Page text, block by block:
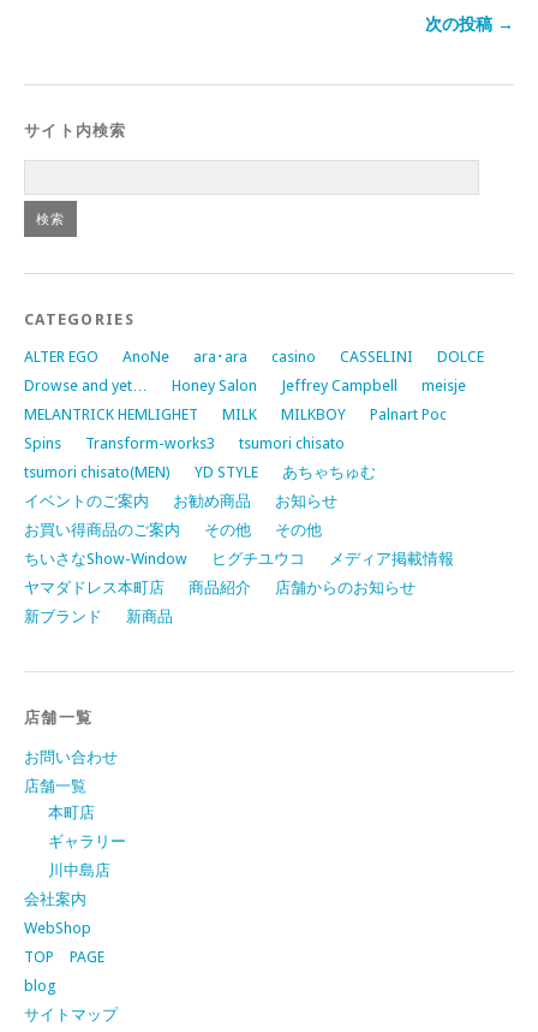
次の投稿 →
サイト内検索
CATEGORIES
ALTER EGO AnoNe ara･ara casino CASSELINI
DOLCE
Drowse and yet…
Honey Salon Jeffrey Campbell
meisje
MELANTRICK HEMLIGHET
MILK MILKBOY
Palnart Poc
Spins
Transform-works3
tsumori chisato
tsumori chisato(MEN)
YD STYLE
あちゃちゅむ
イベントのご案内
お勧め商品
お知らせ
お買い得商品のご案内
その他
その他
ちいさなShow-Window
ヒグチユウコ
メディア掲載情報
ヤマダドレス本町店
商品紹介
店舗からのお知らせ
新ブランド
新商品
店舗一覧
お問い合わせ
店舗一覧
本町店
ギャラリー
川中島店
会社案内
WebShop
TOP PAGE
blog
サイトマップ